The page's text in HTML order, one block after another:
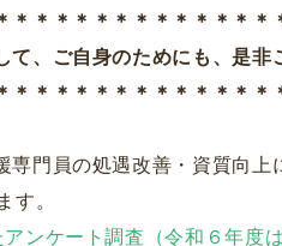
＊＊＊＊＊＊＊＊＊＊＊＊
、ご自身のためにも、是非
＊＊＊＊＊＊＊＊＊＊＊＊
門員の処遇改善・資質向
す。
ケート調査（令和６年度